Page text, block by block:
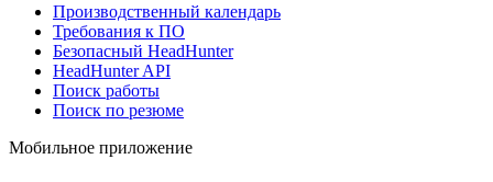
Производственный календарь
Требования к ПО
Безопасный HeadHunter
HeadHunter API
Поиск работы
Поиск по резюме
Мобильное приложение